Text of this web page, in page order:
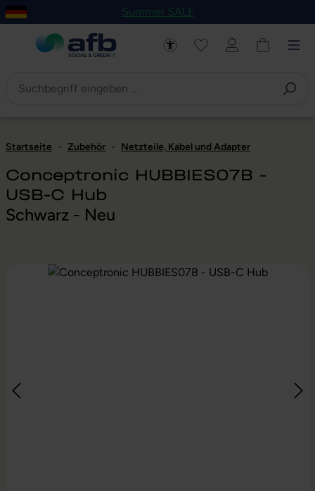
Hauptinhalt springen
Zur Navigation der B2B-Plattform springen
Summer SALE
Startseite - Zubehör - Netzteile, Kabel und Adapter
Conceptronic HUBBIES07B -
USB-C Hub
Schwarz - Neu
Bildergalerie überspringen